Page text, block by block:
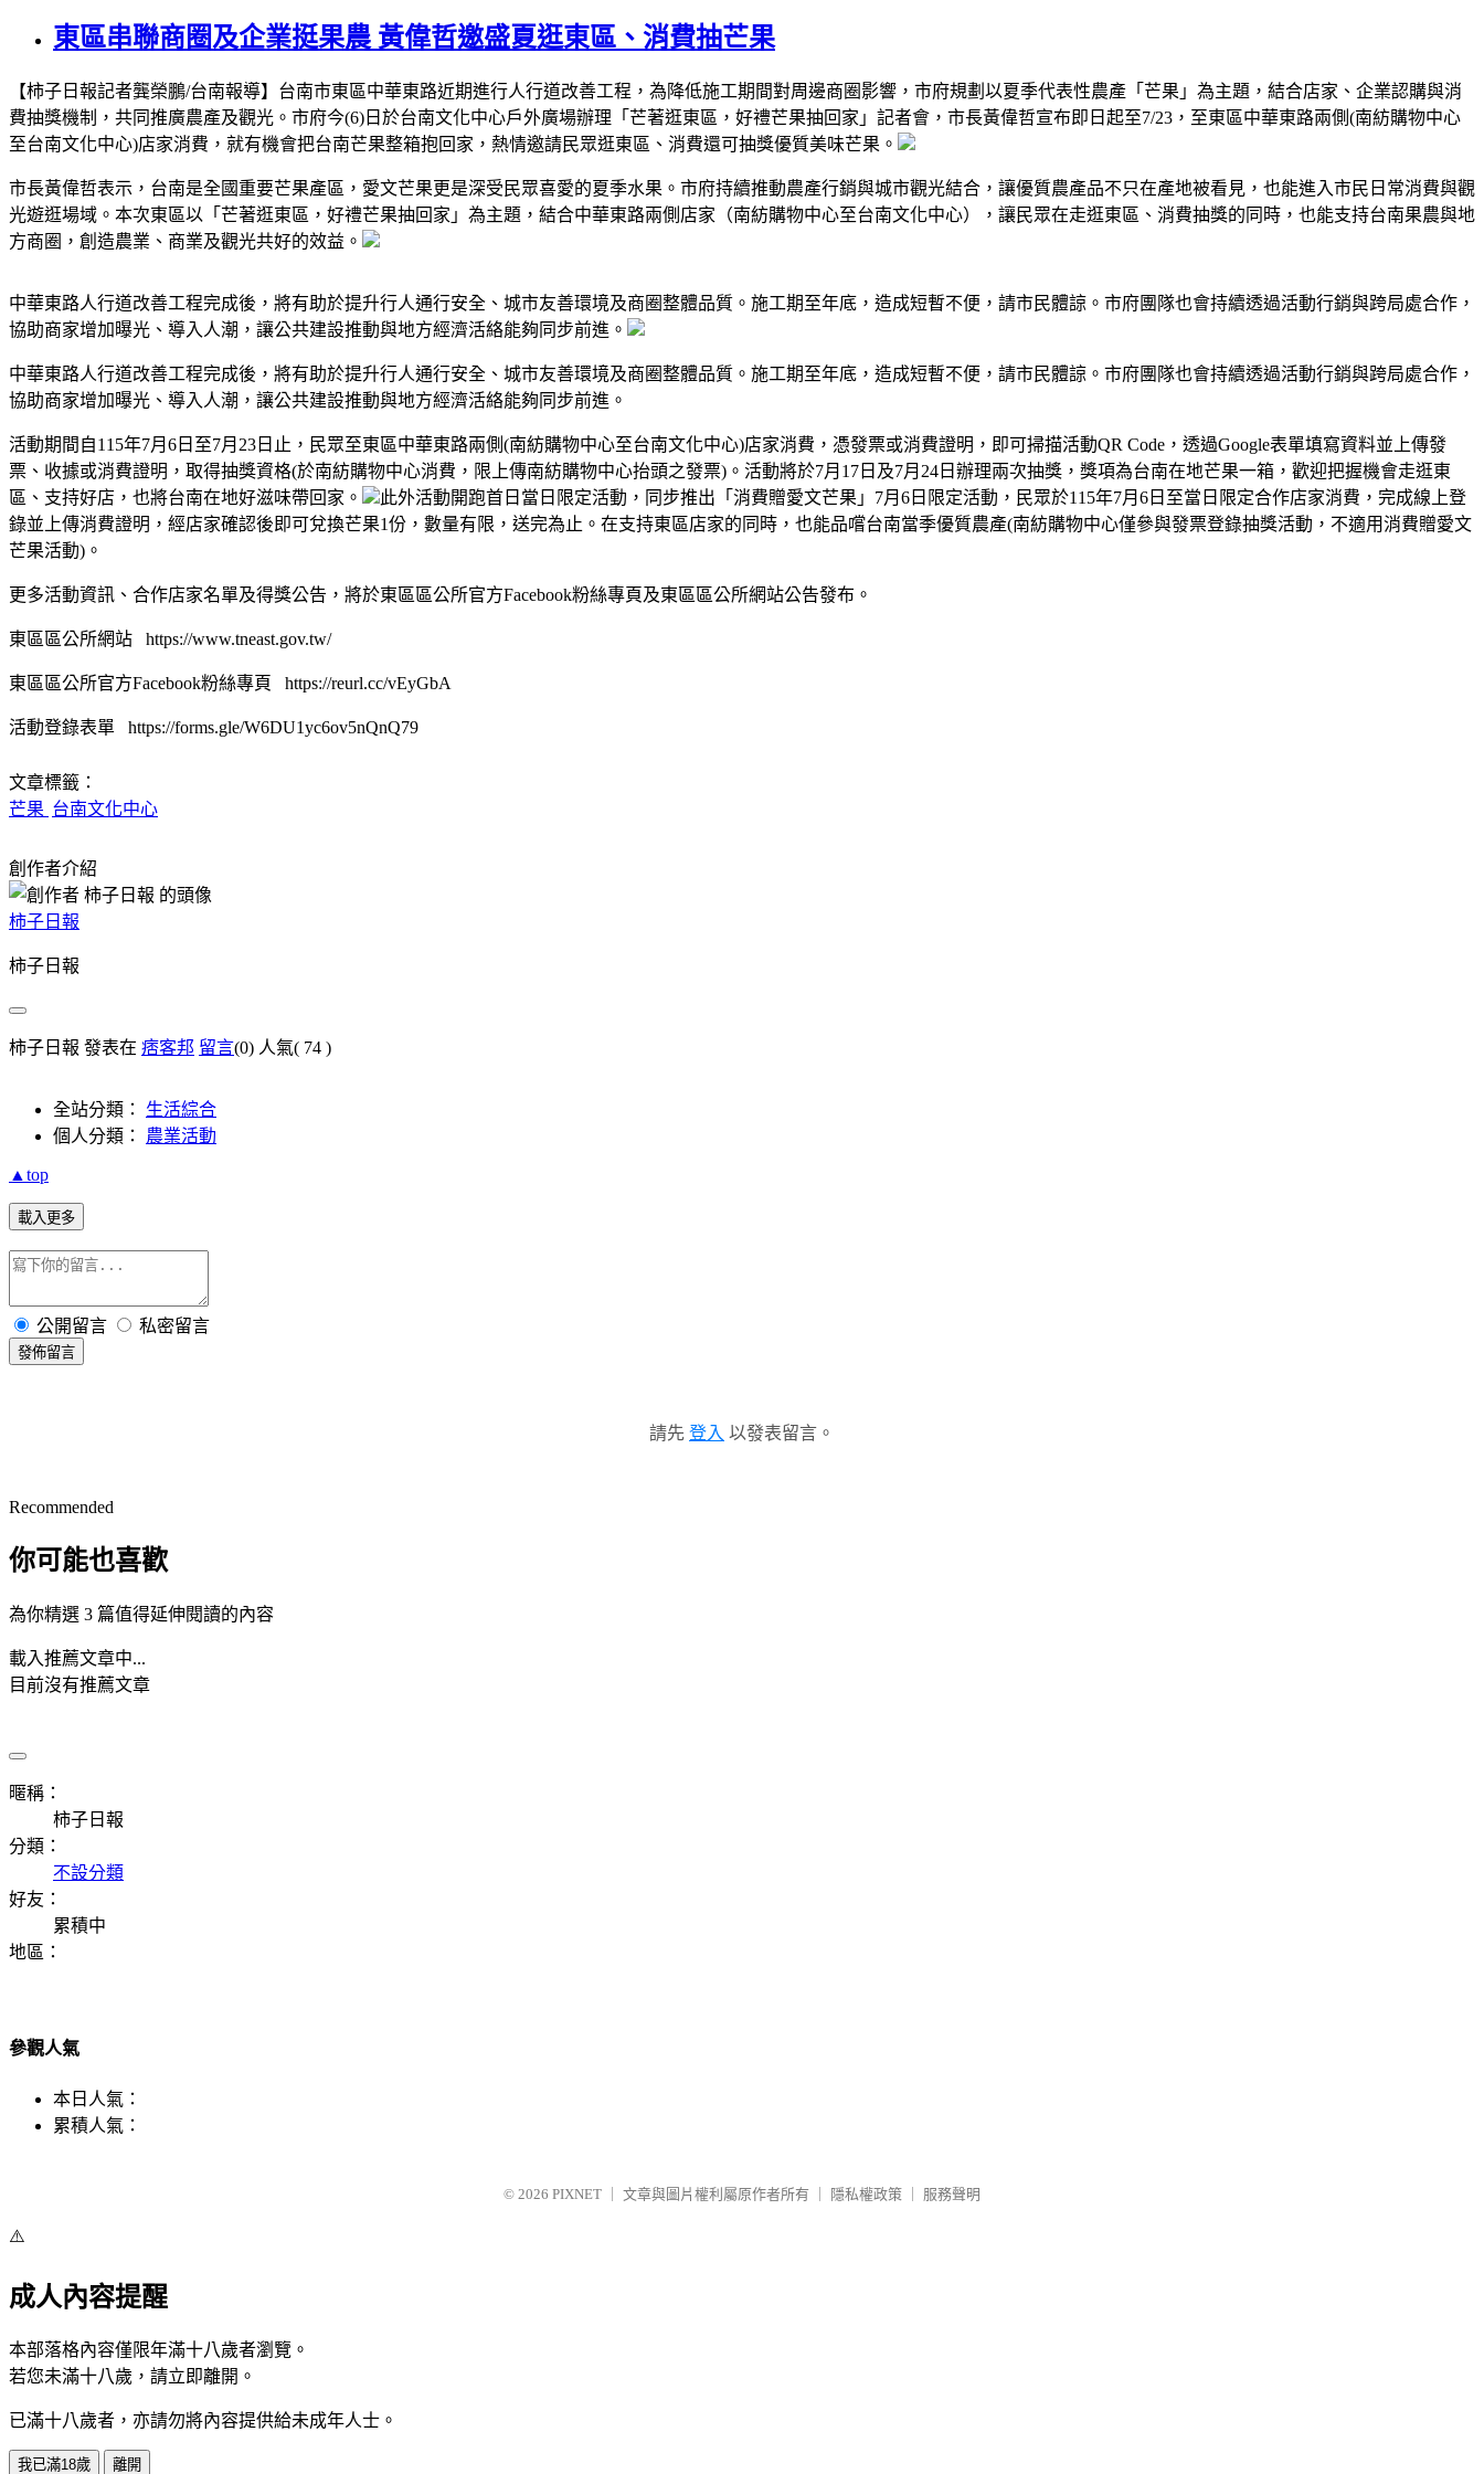
東區串聯商圈及企業挺果農 黃偉哲邀盛夏逛東區、消費抽芒果
【柿子日報記者龔榮鵬/台南報導】台南市東區中華東路近期進行人行道改善工程，為降低施工期間對周邊商圈影響，市府規劃以夏季代表性農產「芒果」為主題，結合店家、企業認購與消
費抽獎機制，共同推廣農產及觀光。市府今(6)日於台南文化中心戶外廣場辦理「芒著逛東區，好禮芒果抽回家」記者會，市長黃偉哲宣布即日起至7/23，至東區中華東路兩側(南紡購物中心
至台南文化中心)店家消費，就有機會把台南芒果整箱抱回家，熱情邀請民眾逛東區、消費還可抽獎優質美味芒果。
市長黃偉哲表示，台南是全國重要芒果產區，愛文芒果更是深受民眾喜愛的夏季水果。市府持續推動農產行銷與城市觀光結合，讓優質農產品不只在產地被看見，也能進入市民日常消費與觀
光遊逛場域。本次東區以「芒著逛東區，好禮芒果抽回家」為主題，結合中華東路兩側店家（南紡購物中心至台南文化中心），讓民眾在走逛東區、消費抽獎的同時，也能支持台南果農與地
方商圈，創造農業、商業及觀光共好的效益。
中華東路人行道改善工程完成後，將有助於提升行人通行安全、城市友善環境及商圈整體品質。施工期至年底，造成短暫不便，請市民體諒。市府團隊也會持續透過活動行銷與跨局處合作，
協助商家增加曝光、導入人潮，讓公共建設推動與地方經濟活絡能夠同步前進。
中華東路人行道改善工程完成後，將有助於提升行人通行安全、城市友善環境及商圈整體品質。施工期至年底，造成短暫不便，請市民體諒。市府團隊也會持續透過活動行銷與跨局處合作，
協助商家增加曝光、導入人潮，讓公共建設推動與地方經濟活絡能夠同步前進。
活動期間自115年7月6日至7月23日止，民眾至東區中華東路兩側(南紡購物中心至台南文化中心)店家消費，憑發票或消費證明，即可掃描活動QR Code，透過Google表單填寫資料並上傳發
票、收據或消費證明，取得抽獎資格(於南紡購物中心消費，限上傳南紡購物中心抬頭之發票)。活動將於7月17日及7月24日辦理兩次抽獎，獎項為台南在地芒果一箱，歡迎把握機會走逛東
區、支持好店，也將台南在地好滋味帶回家。
此外活動開跑首日當日限定活動，同步推出「消費贈愛文芒果」7月6日限定活動，民眾於115年7月6日至當日限定合作店家消費，完成線上登
錄並上傳消費證明，經店家確認後即可兌換芒果1份，數量有限，送完為止。在支持東區店家的同時，也能品嚐台南當季優質農產(南紡購物中心僅參與發票登錄抽獎活動，不適用消費贈愛文
芒果活動)。
更多活動資訊、合作店家名單及得獎公告，將於東區區公所官方Facebook粉絲專頁及東區區公所網站公告發布。
東區區公所網站 https://www.tneast.gov.tw/
東區區公所官方Facebook粉絲專頁 https://reurl.cc/vEyGbA
活動登錄表單 https://forms.gle/W6DU1yc6ov5nQnQ79
文章標籤：
芒果 台南文化中心
創作者介紹
柿子日報
柿子日報
柿子日報 發表在 痞客邦 留言(0) 人氣( 74 )
全站分類： 生活綜合
個人分類： 農業活動
▲top
載入更多
公開留言 私密留言
發佈留言
請先 登入 以發表留言。
Recommended
你可能也喜歡
為你精選 3 篇值得延伸閱讀的內容
載入推薦文章中...
目前沒有推薦文章
暱稱：
柿子日報
分類：
不設分類
好友：
累積中
地區：
參觀人氣
本日人氣：
累積人氣：
© 2026 PIXNET 文章與圖片權利屬原作者所有 隱私權政策 服務聲明
⚠️
成人內容提醒
本部落格內容僅限年滿十八歲者瀏覽。
若您未滿十八歲，請立即離開。
已滿十八歲者，亦請勿將內容提供給未成年人士。
我已滿18歲 離開